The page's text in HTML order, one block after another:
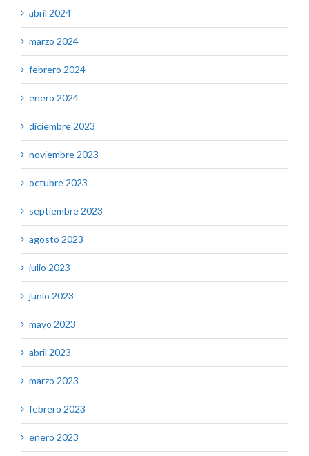
abril 2024
marzo 2024
febrero 2024
enero 2024
diciembre 2023
noviembre 2023
octubre 2023
septiembre 2023
agosto 2023
julio 2023
junio 2023
mayo 2023
abril 2023
marzo 2023
febrero 2023
enero 2023